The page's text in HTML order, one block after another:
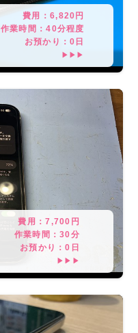
費用： 6,820円
作業時間：40分程度
お預かり：0 日
▶▶▶
費用：7,700 円
作業時間：30分
お預かり：0 日
▶▶▶